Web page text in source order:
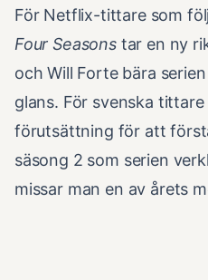
För Netflix-tittare som
Four Seasonstar en ny
och Will Forte bära
glans. För svenska
förutsättning för att
säsong 2 som serien
missar man en av årets